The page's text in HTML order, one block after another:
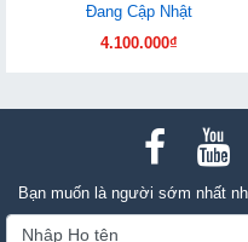
Đang Cập Nhật
4.100.000₫
Bạn muốn là người sớm nhất